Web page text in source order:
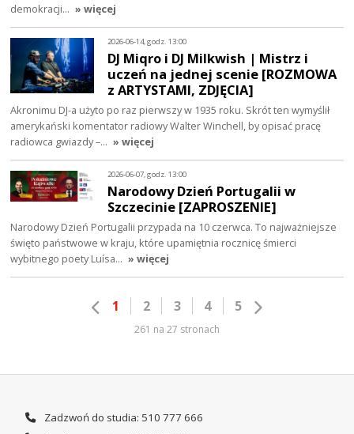
demokracji… » więcej
2026-06-14, godz. 13:00
DJ Miqro i DJ Milkwish | Mistrz i
uczeń na jednej scenie [ROZMOWA
z ARTYSTAMI, ZDJĘCIA]
Akronimu DJ-a użyto po raz pierwszy w 1935 roku. Skrót ten wymyślił
amerykański komentator radiowy Walter Winchell, by opisać pracę
radiowca gwiazdy –… » więcej
2026-06-07, godz. 13:00
Narodowy Dzień Portugalii w
Szczecinie [ZAPROSZENIE]
Narodowy Dzień Portugalii przypada na 10 czerwca. To najważniejsze
święto państwowe w kraju, które upamiętnia rocznicę śmierci
wybitnego poety Luísa… » więcej
1 2 3 4 5
261 na 27 stronach
Zadzwoń do studia: 510 777 666